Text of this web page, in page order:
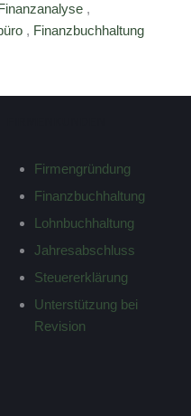
,
, Finanzbuchhaltung
Firmengründung
Finanzbuchhaltung
Lohnbuchhaltung
Jahresabschluss
Steuererklärung
Unterstützung bei
Revision